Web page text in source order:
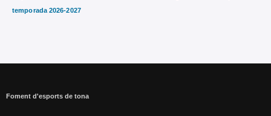
temporada 2026-2027
Foment d'esports de tona